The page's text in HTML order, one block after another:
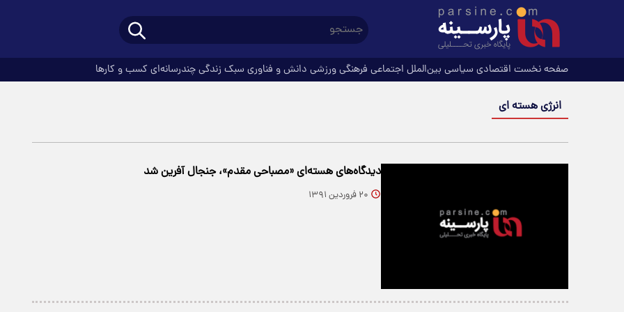
صفحه نخست اقتصادی سیاسی بین‌الملل اجتماعی فرهنگیورزشی دانش و فناوری سبک زندگیچندرسانه‌ای کسب و کارها
انرژی هسته ای
دیدگاه‌های هسته‌ای «مصباحی مقدم»، جنجال آفرین شد
۲۰ فروردین ۱۳۹۱